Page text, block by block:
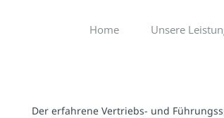
Home Unsere
Der erfahrene Vertriebs- und